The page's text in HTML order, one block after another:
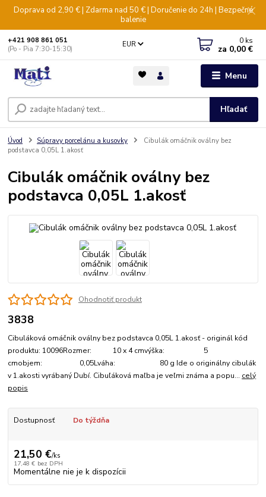
Doprava od 2,90 € | Zdarma nad 50 € | Doručenie do 24h | Bezpečné
balenie
Menu
EUR
Hľadať
+421 908 861 051
(Po - Pia 7:30-15:30)
0 ks
za 0,00 €
Úvod Súpravy porcelánu a kusovky
Cibulák omáčnik oválny bez
podstavca 0,05L 1.akosť
Cibulák omáčnik oválny bez
podstavca 0,05L 1.akosť
Ohodnotiť produkt
3838
Cibuláková omáčnik oválny bez podstavca 0,05L 1.akosť - originál kód
produktu: 10096Rozmer: 10 x 4 cmvýška: 5
cmobjem: 0,05Lváha: 80 g Ide o originálny cibulák
v 1.akosti vyrábaný Dubí. Cibuľáková maľba je veľmi známa a popu... celý
popis
Dostupnosť Do týždňa
21,50 €/ks
17,48 € bez DPH
Momentálne nie je k dispozícii